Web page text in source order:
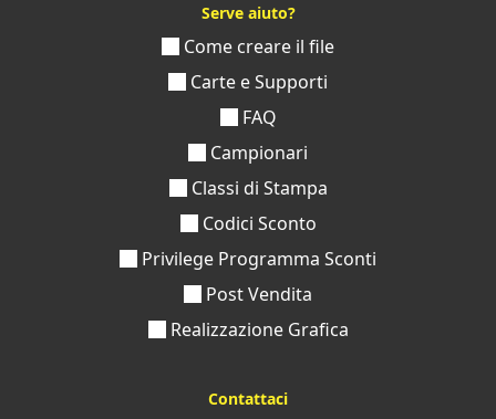
Serve aiuto?
Come creare il file
Carte e Supporti
FAQ
Campionari
Classi di Stampa
Codici Sconto
Privilege Programma Sconti
Post Vendita
Realizzazione Grafica
Contattaci